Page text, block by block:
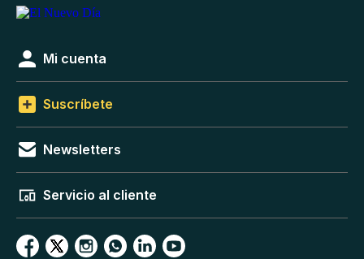
Mi cuenta
Suscríbete
Newsletters
Servicio al cliente